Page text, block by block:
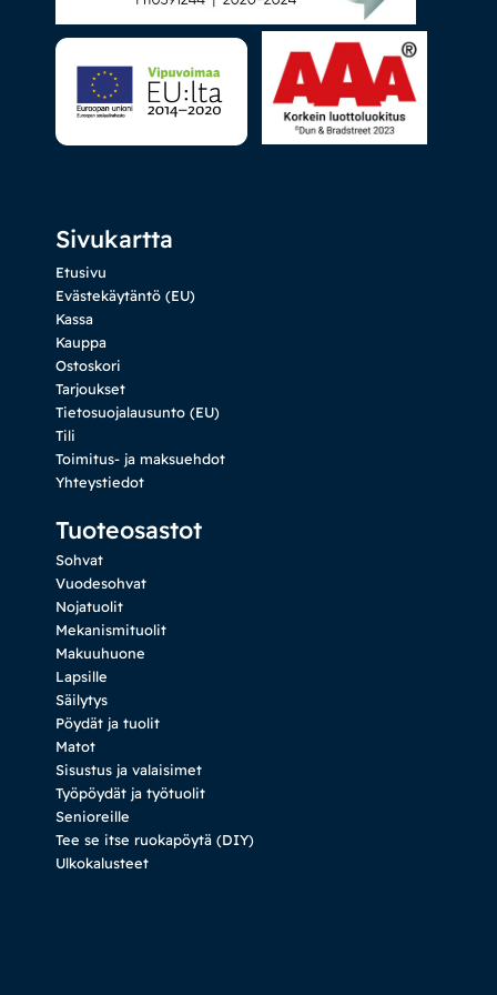
Sivukartta
Etusivu
Evästekäytäntö (EU)
Kassa
Kauppa
Ostoskori
Tarjoukset
Tietosuojalausunto (EU)
Tili
Toimitus- ja maksuehdot
Yhteystiedot
Tuoteosastot
Sohvat
Vuodesohvat
Nojatuolit
Mekanismituolit
Makuuhuone
Lapsille
Säilytys
Pöydät ja tuolit
Matot
Sisustus ja valaisimet
Työpöydät ja työtuolit
Senioreille
Tee se itse ruokapöytä (DIY)
Ulkokalusteet